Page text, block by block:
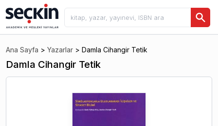
Ana Sayfa > Yazarlar > Damla Cihangir Tetik
Damla Cihangir Tetik